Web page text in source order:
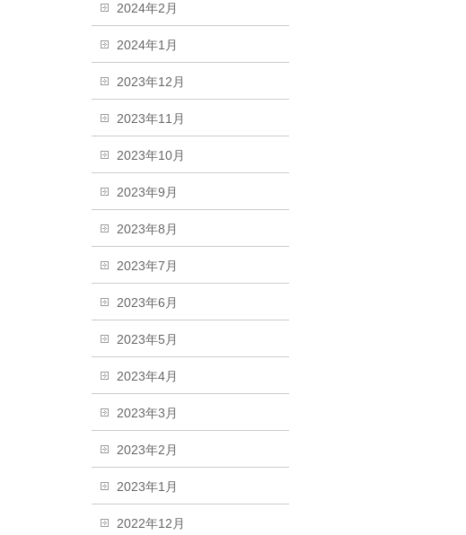
2024年2月
2024年1月
2023年12月
2023年11月
2023年10月
2023年9月
2023年8月
2023年7月
2023年6月
2023年5月
2023年4月
2023年3月
2023年2月
2023年1月
2022年12月